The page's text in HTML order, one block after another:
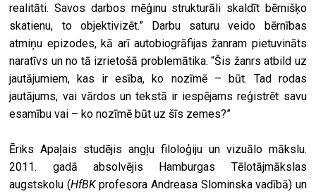
realitāti. Savos darbos mēģinu strukturāli skaldīt bērnišķo
skatienu, to objektivizēt.” Darbu saturu veido bērnības
atmiņu epizodes, kā arī autobiogrāfijas žanram pietuvināts
naratīvs un no tā izrietošā problemātika. “Šis žanrs atbild uz
jautājumiem, kas ir esība, ko nozīmē – būt. Tad rodas
jautājums, vai vārdos un tekstā ir iespējams reģistrēt savu
esamību vai – ko nozīmē būt uz šīs zemes?”
Ēriks Apaļais studējis angļu filoloģiju un vizuālo mākslu.
2011. gadā absolvējis Hamburgas Tēlotājmākslas
augstskolu (HfBKprofesora Andreasa Slominska vadībā) un